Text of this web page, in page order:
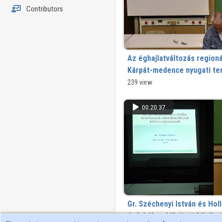
Contributors
Az éghajlatváltozás
Kárpát-medence nyugati
Kutatók éjszakája, 2016
239 view
00:20:37
Gr. Széchenyi István és
érdekében kifejtett közös